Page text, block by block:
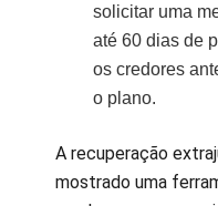
solicitar uma
até 60 dias de
os credores
o plano.
A recuperação
mostrado uma